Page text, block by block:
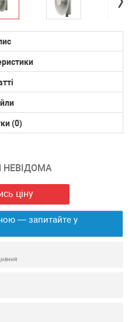
(0)
НЕВІДОМА
ціну
— запитайте у